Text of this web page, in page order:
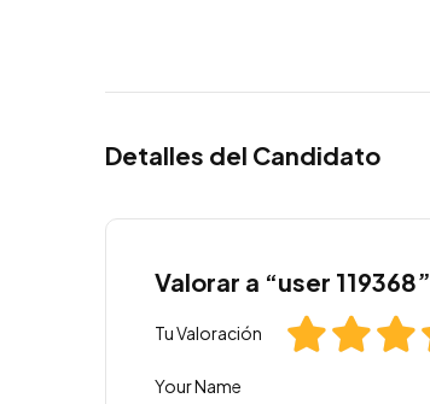
Detalles del Candidato
Valorar a “user 119368”
Tu Valoración
Your Name